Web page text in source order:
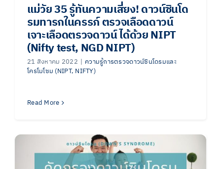
แม่วัย 35 รู้ทันความเสี่ยง! ดาวน์ซินโด
รมทารกในครรภ์ ตรวจเลือดดาวน์
เจาะเลือดตรวจดาวน์ ได้ด้วย NIPT
(Nifty test, NGD NIPT)
21 สิงหาคม 2022 | ความรู้การตรวจดาวน์ซินโดรมและ
โครโมโซม (NIPT, NIFTY)
Read More